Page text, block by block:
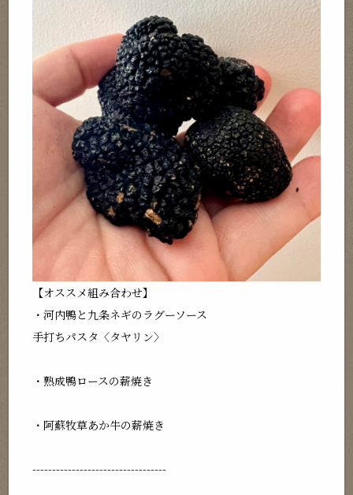
【オススメ組み合わせ】
・河内鴨と九条ネギのラグーソース
手打ちパスタ〈タヤリン〉
・熟成鴨ロースの薪焼き
・阿蘇牧草あか牛の薪焼き
----------------------------------